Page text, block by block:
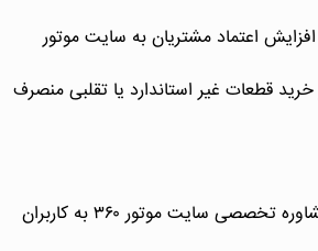
اعتماد مشتریان به سایت موتور
خرید قطعات غیر استاندارد یا تقلبی منصرف
علاوه بر این، خدمات مشاوره تخصصی سایت موتور ۳۶۰ به کاربران